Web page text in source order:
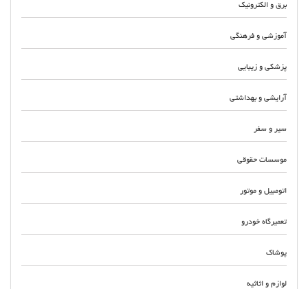
برق و الکترونیک
آموزشی و فرهنگی
پزشکی و زیبایی
آرایشی و بهداشتی
سیر و سفر
موسسات حقوقی
اتومبیل و موتور
تعمیرگاه خودرو
پوشاک
لوازم و اثاثیه